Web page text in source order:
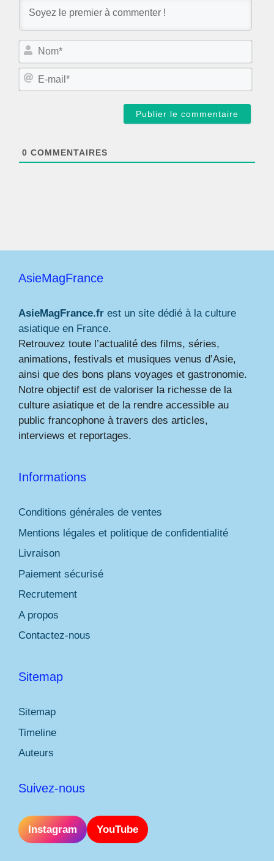
N
m
E
0 COMMENTAIRES
AsieMagFrance
AsieMagFrance.fr est un site dédié à la culture
asiatique en France.
Retrouvez toute l’actualité des films, séries,
animations, festivals et musiques venus d’Asie,
ainsi que des bons plans voyages et gastronomie.
Notre objectif est de valoriser la richesse de la
culture asiatique et de la rendre accessible au
public francophone à travers des articles,
interviews et reportages.
Informations
Conditions générales de ventes
Mentions légales et politique de confidentialité
Livraison
Paiement sécurisé
Recrutement
A propos
Contactez-nous
Sitemap
Sitemap
Timeline
Auteurs
Suivez-nous
Instagram YouTube